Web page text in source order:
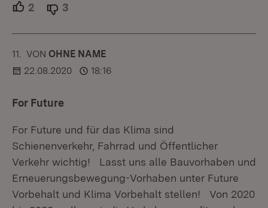
2 Unterstützer.
3
11. KOMMENTAR
VON :OHNE NAME
22.08.2020
18:16
For Future
For Future und für das Klima sind
Schienenverkehr, Fahrrad und Öffentlicher
Verkehr wichtig! Lasst uns alle Bauvorhaben und
Erneuerungsbewegung-Vorhaben unter Future
Vorbehalt und Klima Vorbehalt stellen! Von 2020